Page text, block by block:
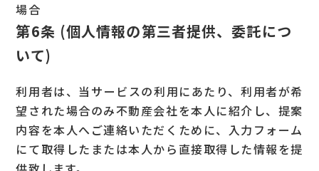
場合
第6条 (個人情報の第三者提供、委託につ
いて)
利用者は、当サービスの利用にあたり、利用者が希
望された場合のみ不動産会社を本人に紹介し、提案
内容を本人へご連絡いただくために、入力フォーム
にて取得したまたは本人から直接取得した情報を提